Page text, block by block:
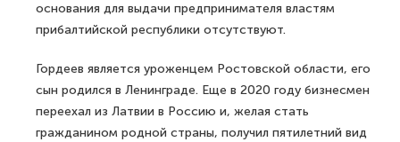
основания для выдачи предпринимателя властям
прибалтийской республики отсутствуют.
Гордеев является уроженцем Ростовской области, его
сын родился в Ленинграде. Еще в 2020 году бизнесмен
переехал из Латвии в Россию и, желая стать
гражданином родной страны, получил пятилетний вид